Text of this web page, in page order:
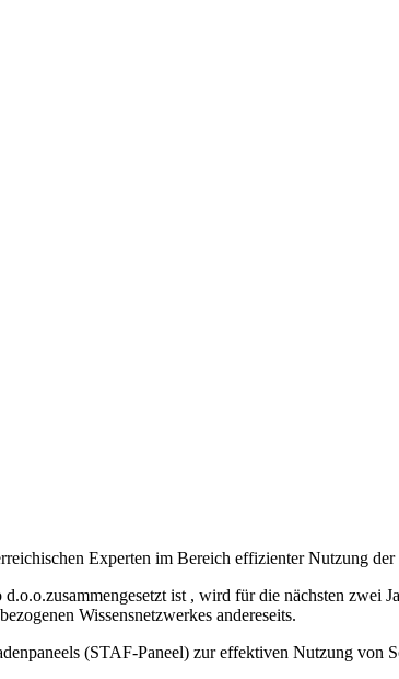
Experten im Bereich effizienter Nutzung der
ist , wird für die nächsten zwei
Wissensnetzwerkes andereseits.
(STAF-Paneel) zur effektiven Nutzung von